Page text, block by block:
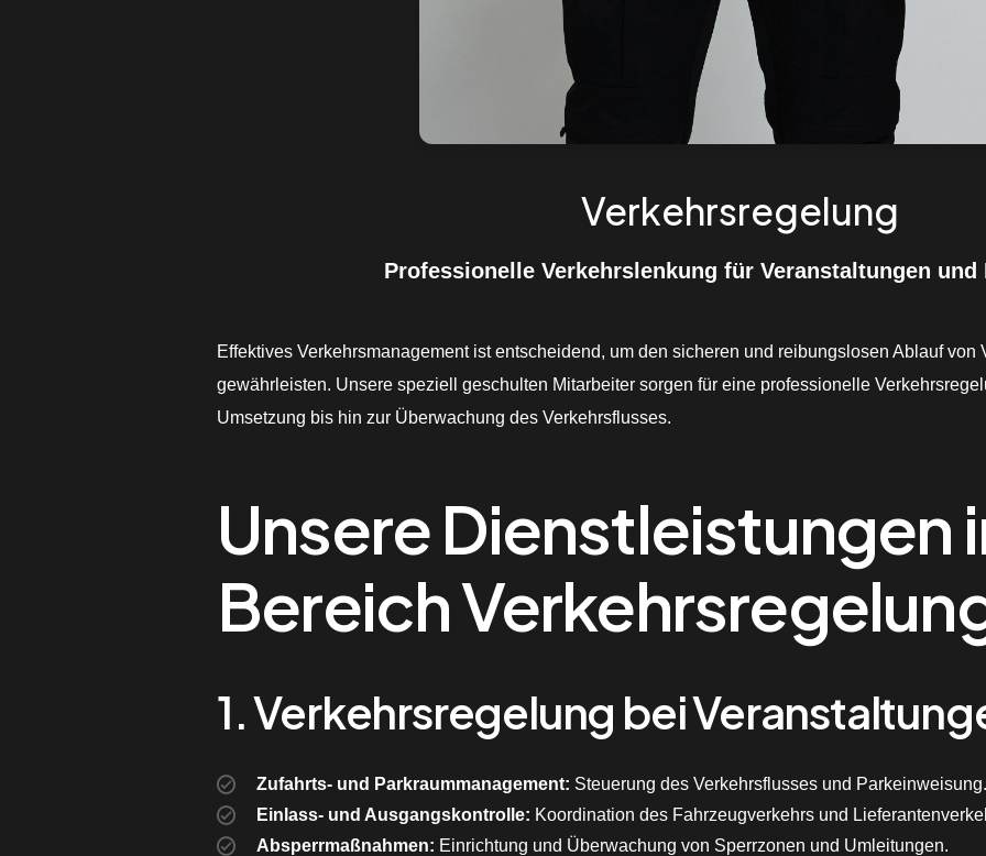
Verkehrsregelung
Professionelle Verkehrslenkung für Veranstaltungen und
Effektives Verkehrsmanagement ist entscheidend, um den sicheren und reibungslosen Ablauf
gewährleisten. Unsere speziell geschulten Mitarbeiter sorgen für eine professionelle
Umsetzung bis hin zur Überwachung des Verkehrsflusses.
Unsere Dienstleistungen
Bereich
1. Verkehrsregelung bei
Zufahrts- und Parkraummanagement: Steuerung des Verkehrsflusses und Parkeinweisung.
Einlass- und Ausgangskontrolle: Koordination des Fahrzeugverkehrs und
Absperrmaßnahmen: Einrichtung und Überwachung von Sperrzonen und Umleitungen.